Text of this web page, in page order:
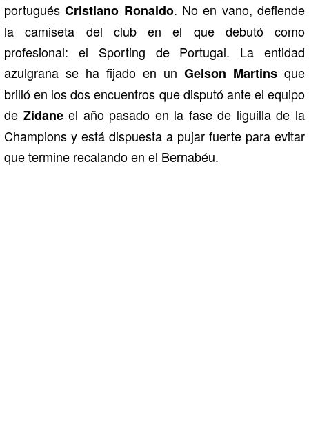
portuguésCristiano Ronaldo. No en vano, defiende
la camiseta del club en el que debutó como
profesional: el Sporting de Portugal. La entidad
azulgrana se ha fijado en un Gelson Martins que
brilló en los dos encuentros que disputó ante el equipo
de Zidaneel año pasado en la fase de liguilla de la
Champions y está dispuesta a pujar fuerte para evitar
que termine recalando en el Bernabéu.